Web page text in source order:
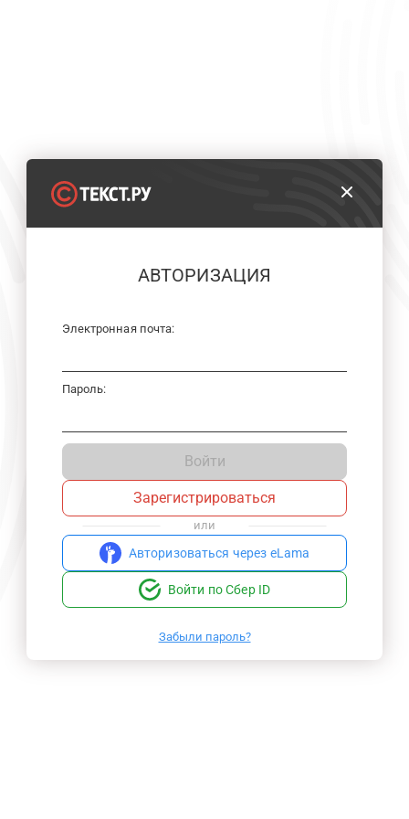
АВТОРИЗАЦИЯ
Электронная почта:
Пароль:
Войти
Зарегистрироваться
или
Авторизоваться через eLama
Войти по Сбер ID
Забыли пароль?